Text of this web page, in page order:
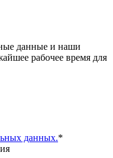
данные и наши
рабочее время для
данных.*